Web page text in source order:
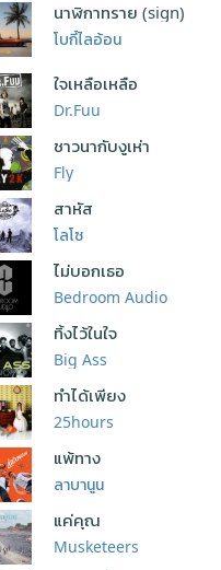
นาฬิกาทราย (sign)
โบกี้ไลอ้อน
ใจเหลือเหลือ
Dr.Fuu
ชาวนากับงูเห่า
Fly
สาหัส
โลโซ
ไม่บอกเธอ
Bedroom Audio
ทิ้งไว้ในใจ
Big Ass
ทำได้เพียง
25hours
แพ้ทาง
ลาบานูน
แค่คุณ
Musketeers